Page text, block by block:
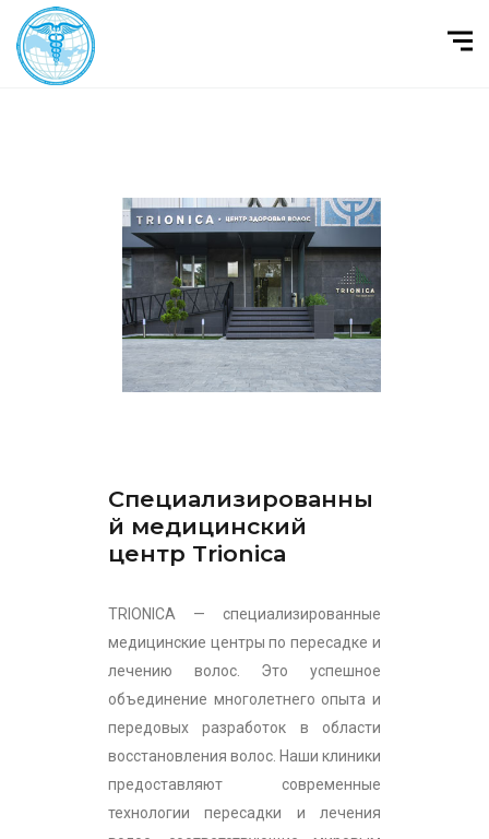
Специализированны
й медицинский
центр Trionica
TRIONICA — специализированные
медицинские центры по пересадке и
лечению волос. Это успешное
объединение многолетнего опыта и
передовых разработок в области
восстановления волос. Наши клиники
предоставляют современные
технологии пересадки и лечения